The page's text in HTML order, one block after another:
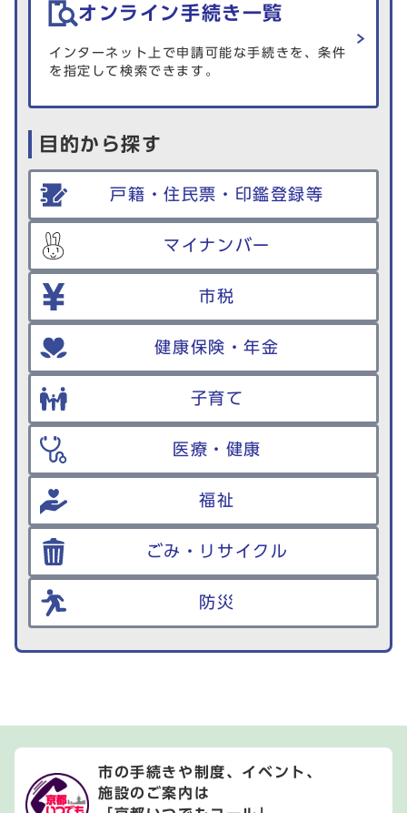
オンライン手続き一覧
インターネット上で申請可能な手続きを、条件
を指定して検索できます。
目的から探す
戸籍・住民票・印鑑登録等
マイナンバー
市税
健康保険・年金
子育て
医療・健康
福祉
ごみ・リサイクル
防災
市の手続きや制度、イベント、
施設のご案内は